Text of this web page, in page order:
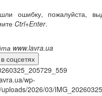
ошибку, пожалуйста,
Ctrl+Enter.
www.lavra.ua
соцсетях
wp-
2026/03/